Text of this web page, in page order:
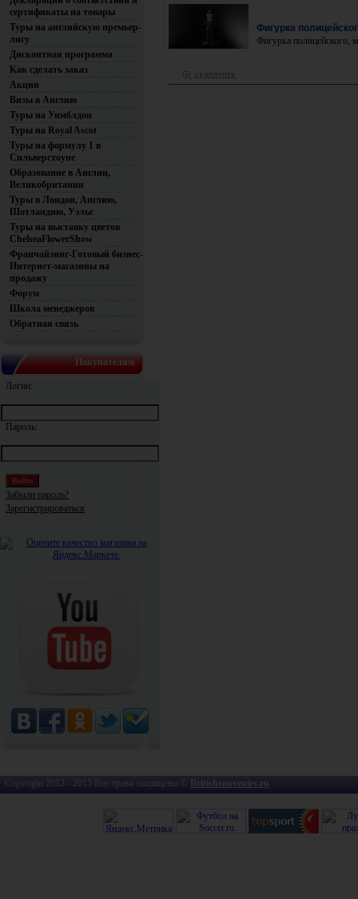
сертификаты на товары
Туры на английскую премьер-
лигу
Дисконтная программа
Как сделать заказ
Акции
Визы в Англию
Туры на Уимблдон
Туры на Royal Ascot
Туры на формулу 1 в
Сильверстоуне
Образование в Англии,
Великобритании
Туры в Лондон, Англию,
Шотландию, Уэльс
Туры на выставку цветов
ChelseaFlowerShow
Франчайзинг-Готовый бизнес-
Интернет-магазины на
продажу
Форум
Школа менеджеров
Обратная связь
Покупателям
Логин:
Пароль:
Забыли пароль?
Зарегистрироваться
Фигурка
Фигурка полицейского,
Copyright 2012 - 2015 Все права защищены © Britishsouvenirs.ru